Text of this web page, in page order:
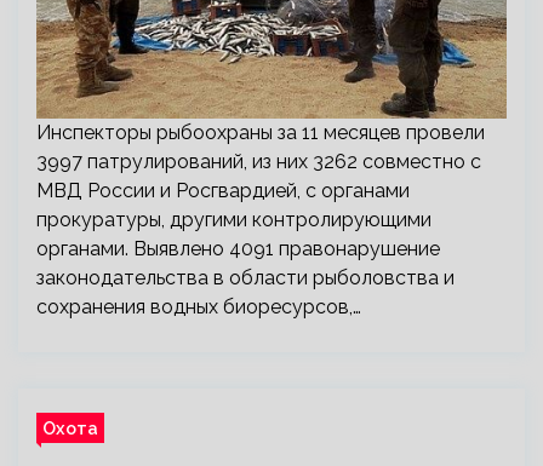
Инспекторы рыбоохраны за 11 месяцев провели
3997 патрулирований, из них 3262 совместно с
МВД России и Росгвардией, с органами
прокуратуры, другими контролирующими
органами. Выявлено 4091 правонарушение
законодательства в области рыболовства и
сохранения водных биоресурсов,…
Охота